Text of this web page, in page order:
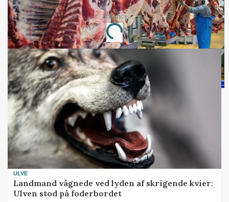
Annonce
Loading...
ULVE
Landmand vågnede ved lyden af skrigende kvier:
Ulven stod på foderbordet